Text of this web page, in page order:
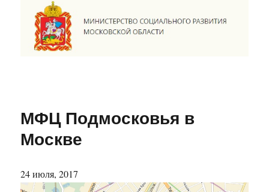
МФЦ Подмосковья в
Москве
24 июля, 2017